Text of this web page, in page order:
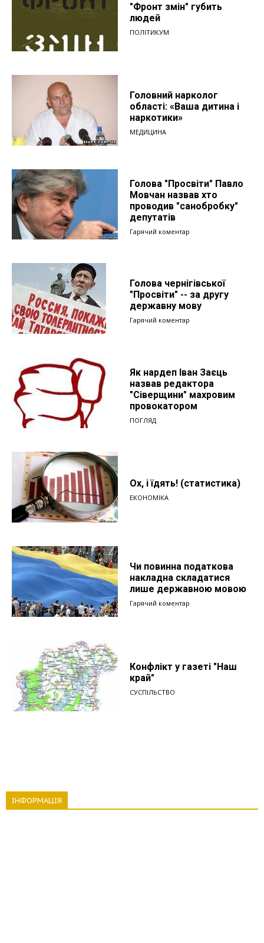
"Фронт змін" губить
людей
ПОЛІТИКУМ
Головний нарколог
області: «Ваша дитина і
наркотики»
МЕДИЦИНА
Голова "Просвіти" Павло
Мовчан назвав хто
проводив "санобробку"
депутатів
Гарячий коментар
Голова чернігівської
"Просвіти" -- за другу
державну мову
Гарячий коментар
Як нардеп Іван Заєць
назвав редактора
"Сіверщини" махровим
провокатором
ПОГЛЯД
Ох, і їдять! (статистика)
ЕКОНОМІКА
Чи повинна податкова
накладна складатися
лише державною мовою
Гарячий коментар
Конфлікт у газеті "Наш
край"
СУСПІЛЬСТВО
ІНФОРМАЦІЯ